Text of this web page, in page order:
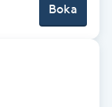
Boka